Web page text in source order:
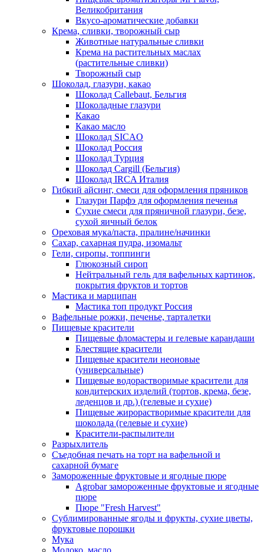
Великобритания
Вкусо-ароматические добавки
Крема, сливки, творожный сыр
Животные натуральные сливки
Крема на растительных маслах
(растительные сливки)
Творожный сыр
Шоколад, глазури, какао
Шоколад Callebaut, Бельгия
Шоколадные глазури
Какао
Какао масло
Шоколад SICAO
Шоколад Россия
Шоколад Турция
Шоколад Cargill (Бельгия)
Шоколад IRCA Италия
Гибкий айсинг, смеси для оформления пряников
Глазури Парфэ для оформления печенья
Сухие смеси для пряничной глазури, безе,
сухой яичный белок
Ореховая мука/паста, пралине/начинки
Сахар, сахарная пудра, изомальт
Гели, сиропы, топпинги
Глюкозный сироп
Нейтральный гель для вафельных картинок,
покрытия фруктов и тортов
Мастика и марципан
Мастика топ продукт Россия
Вафельные рожки, печенье, тарталетки
Пищевые красители
Пищевые фломастеры и гелевые карандаши
Блестящие красители
Пищевые красители неоновые
(универсальные)
Пищевые водорастворимые красители для
кондитерских изделий (тортов, крема, безе,
леденцов и др.) (гелевые и сухие)
Пищевые жирорастворимые красители для
шоколада (гелевые и сухие)
Красители-распылители
Разрыхлитель
Съедобная печать на торт на вафельной и
сахарной бумаге
Замороженные фруктовые и ягодные пюре
Agrobar замороженные фруктовые и ягодные
пюре
Пюре "Fresh Harvest"
Сублимированные ягоды и фрукты, сухие цветы,
фруктовые порошки
Мука
Молоко, масло